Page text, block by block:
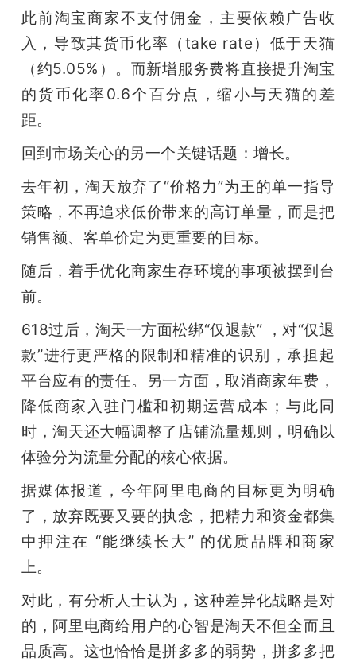
此前淘宝商家不支付佣金，主要依赖广告收
入，导致其货币化率（take rate）低于天猫
（约5.05%）。而新增服务费将直接提升淘宝
的货币化率0.6个百分点，缩小与天猫的差
距。
回到市场关心的另一个关键话题：增长。
去年初，淘天放弃了“价格力”为王的单一指导
策略，不再追求低价带来的高订单量，而是把
销售额、客单价定为更重要的目标。
随后，着手优化商家生存环境的事项被摆到台
前。
618过后，淘天一方面松绑“仅退款” ，对“仅退
款”进行更严格的限制和精准的识别，承担起
平台应有的责任。另一方面，取消商家年费，
降低商家入驻门槛和初期运营成本；与此同
时，淘天还大幅调整了店铺流量规则，明确以
体验分为流量分配的核心依据。
据媒体报道，今年阿里电商的目标更为明确
了，放弃既要又要的执念，把精力和资金都集
中押注在 “能继续长大” 的优质品牌和商家
上。
对此，有分析人士认为，这种差异化战略是对
的，阿里电商给用户的心智是淘天不但全而且
品质高。这也恰恰是拼多多的弱势，拼多多把